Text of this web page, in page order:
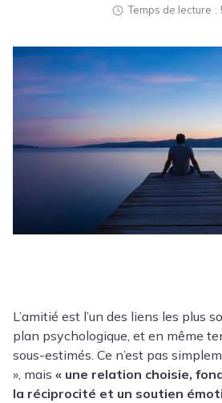
Temps de lecture
L’amitié est l’un des liens les plus
plan psychologique, et en même
sous-estimés. Ce n’est pas
», mais « une relation choisie,
la réciprocité et un soutien